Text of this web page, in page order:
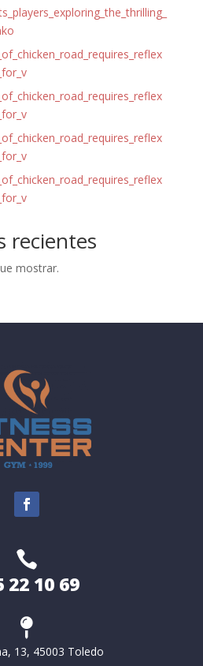
recientes
mostrar.

22 10 69

13, 45003 Toledo